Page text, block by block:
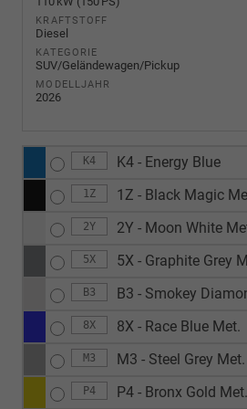
KRAFTSTOFF
Diesel
KATEGORIE
SUV/Geländewagen/Pickup
MODELLJAHR
2026
K4 K4 - Energy Blue
1Z 1Z - Black Magic
2Y 2Y - Moon White
5X 5X - Graphite Grey
B3 B3 - Smokey
8X 8X - Race Blue Met.
M3 M3 - Steel Grey Met.
P4 P4 - Bronx Gold Met.